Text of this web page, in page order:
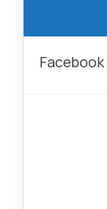
Facebook